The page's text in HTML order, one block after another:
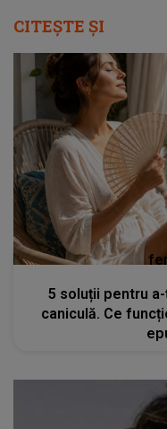
CITEȘTE ȘI
5 soluții pentru
caniculă. Ce